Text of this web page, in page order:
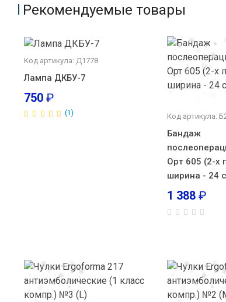
Рекомендуемые товары
Код артикула: Д1778
Лампа ДКБУ-7
750 ₽
(1) Код артикула:
Бандаж
Орт 605 (2-х
ширина - 24
1 388 ₽